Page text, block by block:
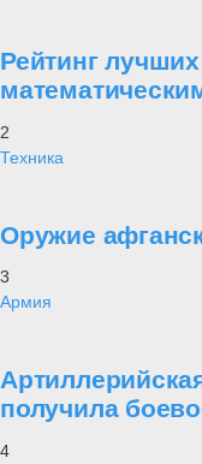
Рейтинг
2
Техника
Оружие
3
Армия
получила
4